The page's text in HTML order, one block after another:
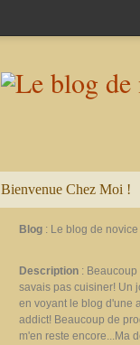
Bienvenue Chez Moi !
Blog : Le blog de
Description :
savais pas cuisiner! Un
en voyant le blog d'une
addict! Beaucoup de
m'en reste encore...Ma